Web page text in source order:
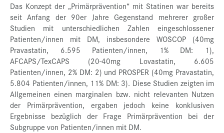
Das Konzept der „Primärprävention“ mit Statinen war bereits
seit Anfang der 90er Jahre Gegenstand mehrerer großer
Studien mit unterschiedlichen Zahlen eingeschlossener
Patienten/innen mit DM, insbesondere WOSCOP (40mg
Pravastatin, 6.595 Patienten/innen, 1% DM: 1),
AFCAPS/TexCAPS (20-40mg Lovastatin, 6.605
Patienten/innen, 2% DM: 2) und PROSPER (40mg Pravastatin,
5.804 Patienten/innen, 11% DM: 3). Diese Studien zeigten im
Allgemeinen einen marginalen bzw. nicht relevanten Nutzen
der Primärprävention, ergaben jedoch keine konklusiven
Ergebnisse bezüglich der Frage Primärprävention bei der
Subgruppe von Patienten/innen mit DM.